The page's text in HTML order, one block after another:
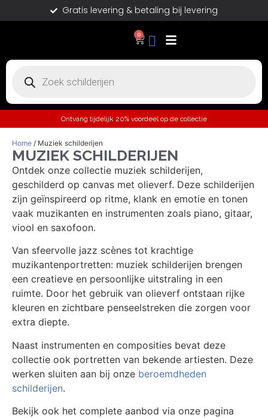
Gratis levering & betaling bij levering
0
Ontvang tijdelijk 20% voordeel op de collectie
Home / Muziek schilderijen
MUZIEK SCHILDERIJEN
Ontdek onze collectie muziek schilderijen,
geschilderd op canvas met olieverf. Deze schilderijen
zijn geïnspireerd op ritme, klank en emotie en tonen
vaak muzikanten en instrumenten zoals piano, gitaar,
viool en saxofoon.
Van sfeervolle jazz scènes tot krachtige
muzikantenportretten: muziek schilderijen brengen
een creatieve en persoonlijke uitstraling in een
ruimte. Door het gebruik van olieverf ontstaan rijke
kleuren en zichtbare penseelstreken die zorgen voor
extra diepte.
Naast instrumenten en composities bevat deze
collectie ook portretten van bekende artiesten. Deze
werken sluiten aan bij onze beroemdheden
schilderijen.
Bekijk ook het complete aanbod via onze pagina